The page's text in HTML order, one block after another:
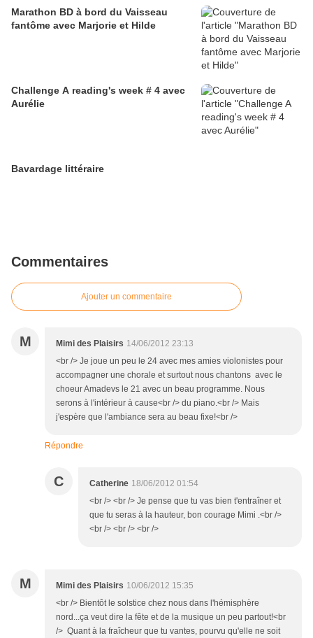
Marathon BD à bord du Vaisseau
fantôme avec Marjorie et Hilde
Challenge A reading's week # 4 avec
Aurélie
Bavardage littéraire
Commentaires
Ajouter un commentaire
M Mimi des Plaisirs 14/06/2012 23:13
<br /> Je joue un peu le 24 avec mes amies violonistes pour
accompagner une chorale et surtout nous chantons avec le
choeur Amadevs le 21 avec un beau programme. Nous
serons à l'intérieur à cause<br /> du piano.<br /> Mais
j'espère que l'ambiance sera au beau fixe!<br />
Répondre
C Catherine 18/06/2012 01:54
<br /> <br /> Je pense que tu vas bien t'entraîner et
que tu seras à la hauteur, bon courage Mimi .<br />
<br /> <br /> <br />
M Mimi des Plaisirs 10/06/2012 15:35
<br /> Bientôt le solstice chez nous dans l'hémisphère
nord...ça veut dire la fête et de la musique un peu partout!<br
/> Quant à la fraîcheur que tu vantes, pourvu qu'elle ne soit